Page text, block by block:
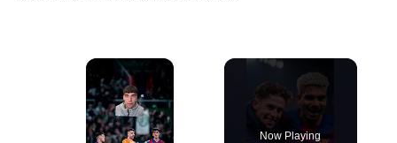
×
Now Playing